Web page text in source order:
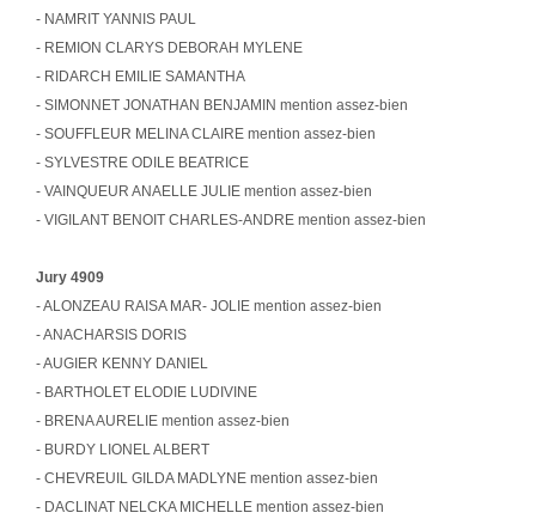
- NAMRIT YANNIS PAUL
- REMION CLARYS DEBORAH MYLENE
- RIDARCH EMILIE SAMANTHA
- SIMONNET JONATHAN BENJAMIN mention assez-bien
- SOUFFLEUR MELINA CLAIRE mention assez-bien
- SYLVESTRE ODILE BEATRICE
- VAINQUEUR ANAELLE JULIE mention assez-bien
- VIGILANT BENOIT CHARLES-ANDRE mention assez-bien
Jury 4909
- ALONZEAU RAISA MAR- JOLIE mention assez-bien
- ANACHARSIS DORIS
- AUGIER KENNY DANIEL
- BARTHOLET ELODIE LUDIVINE
- BRENA AURELIE mention assez-bien
- BURDY LIONEL ALBERT
- CHEVREUIL GILDA MADLYNE mention assez-bien
- DACLINAT NELCKA MICHELLE mention assez-bien